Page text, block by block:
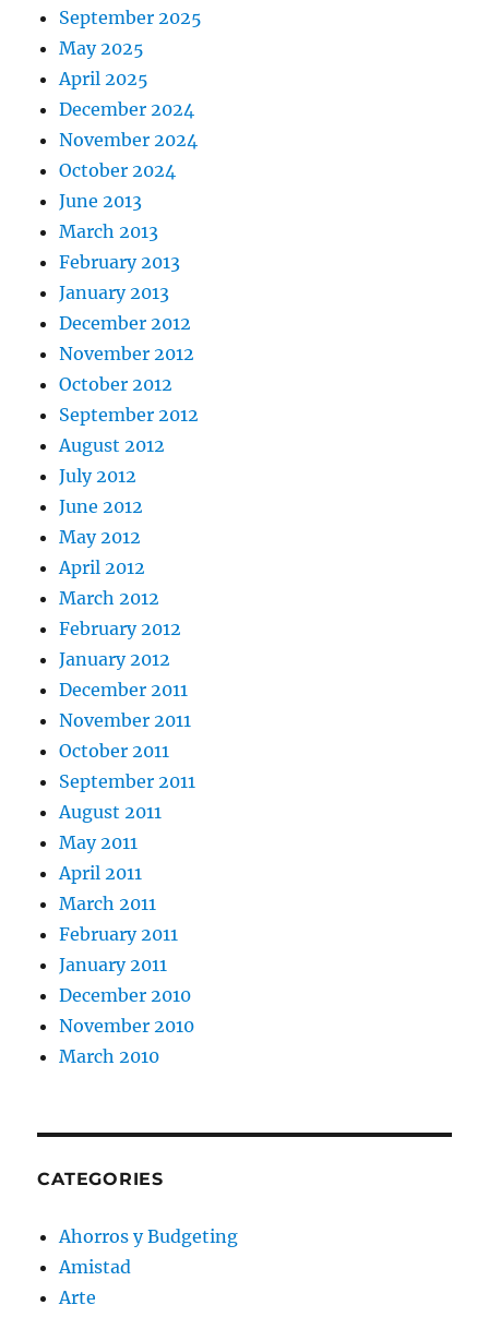
September 2025
May 2025
April 2025
December 2024
November 2024
October 2024
June 2013
March 2013
February 2013
January 2013
December 2012
November 2012
October 2012
September 2012
August 2012
July 2012
June 2012
May 2012
April 2012
March 2012
February 2012
January 2012
December 2011
November 2011
October 2011
September 2011
August 2011
May 2011
April 2011
March 2011
February 2011
January 2011
December 2010
November 2010
March 2010
CATEGORIES
Ahorros y Budgeting
Amistad
Arte